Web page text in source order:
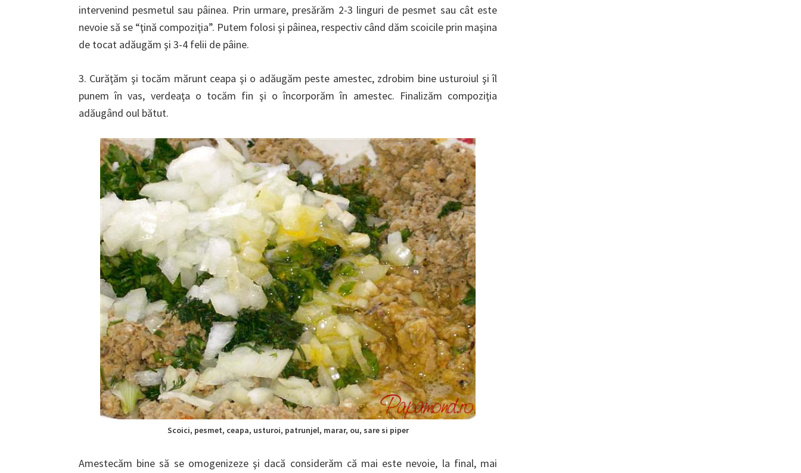
intervenind pesmetul sau pâinea. Prin urmare, presărăm 2-3 linguri de pesmet sau cât este
nevoie să se “ţină compoziţia”. Putem folosi şi pâinea, respectiv când dăm scoicile prin maşina
de tocat adăugăm şi 3-4 felii de pâine.
3. Curăţăm şi tocăm mărunt ceapa şi o adăugăm peste amestec, zdrobim bine usturoiul şi îl
punem în vas, verdeaţa o tocăm fin şi o încorporăm în amestec. Finalizăm compoziţia
adăugând oul bătut.
Scoici, pesmet, ceapa, usturoi, patrunjel, marar, ou, sare si piper
Amestecăm bine să se omogenizeze şi dacă considerăm că mai este nevoie, la final, mai